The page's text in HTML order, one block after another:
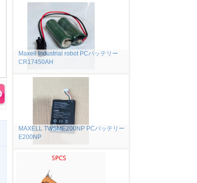
Maxell Industrial robot PCバッテリー
CR17450AH
MAXELL TWSME200NP PCバッテリー
E200NP